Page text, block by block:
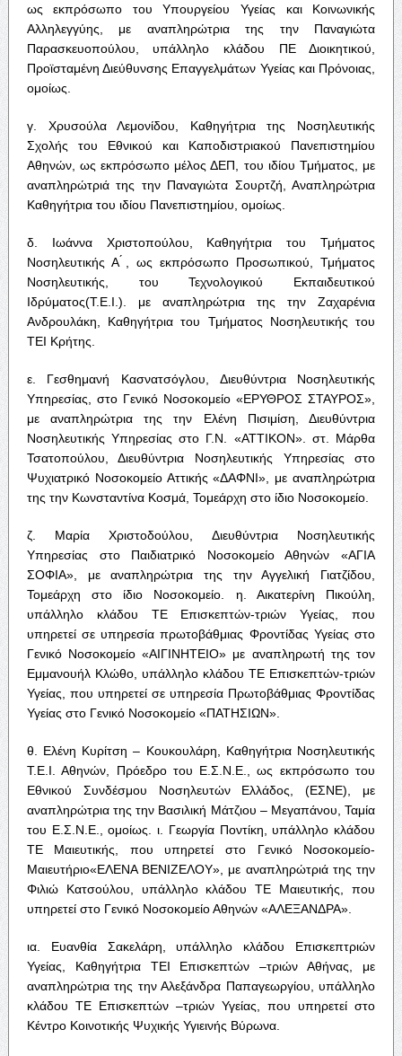
ως εκπρόσωπο του Υπουργείου Υγείας και Κοινωνικής
Αλληλεγγύης, με αναπληρώτρια της την Παναγιώτα
Παρασκευοπούλου, υπάλληλο κλάδου ΠΕ Διοικητικού,
Προϊσταμένη Διεύθυνσης Επαγγελμάτων Υγείας και Πρόνοιας,
ομοίως.
γ. Χρυσούλα Λεμονίδου, Καθηγήτρια της Νοσηλευτικής
Σχολής του Εθνικού και Καποδιστριακού Πανεπιστημίου
Αθηνών, ως εκπρόσωπο μέλος ΔΕΠ, του ιδίου Τμήματος, με
αναπληρώτριά της την Παναγιώτα Σουρτζή, Αναπληρώτρια
Καθηγήτρια του ιδίου Πανεπιστημίου, ομοίως.
δ. Ιωάννα Χριστοπούλου, Καθηγήτρια του Τμήματος
Νοσηλευτικής Α ́, ως εκπρόσωπο Προσωπικού, Τμήματος
Νοσηλευτικής, του Τεχνολογικού Εκπαιδευτικού
Ιδρύματος(Τ.Ε.Ι.). με αναπληρώτρια της την Ζαχαρένια
Ανδρουλάκη, Καθηγήτρια του Τμήματος Νοσηλευτικής του
ΤΕΙ Κρήτης.
ε. Γεσθημανή Κασνατσόγλου, Διευθύντρια Νοσηλευτικής
Υπηρεσίας, στο Γενικό Νοσοκομείο «ΕΡΥΘΡΟΣ ΣΤΑΥΡΟΣ»,
με αναπληρώτρια της την Ελένη Πισιμίση, Διευθύντρια
Νοσηλευτικής Υπηρεσίας στο Γ.Ν. «ΑΤΤΙΚΟΝ». στ. Μάρθα
Τσατοπούλου, Διευθύντρια Νοσηλευτικής Υπηρεσίας στο
Ψυχιατρικό Νοσοκομείο Αττικής «ΔΑΦΝΙ», με αναπληρώτρια
της την Κωνσταντίνα Κοσμά, Τομεάρχη στο ίδιο Νοσοκομείο.
ζ. Μαρία Χριστοδούλου, Διευθύντρια Νοσηλευτικής
Υπηρεσίας στο Παιδιατρικό Νοσοκομείο Αθηνών «ΑΓΙΑ
ΣΟΦΙΑ», με αναπληρώτρια της την Αγγελική Γιατζίδου,
Τομεάρχη στο ίδιο Νοσοκομείο. η. Αικατερίνη Πικούλη,
υπάλληλο κλάδου ΤΕ Επισκεπτών-τριών Υγείας, που
υπηρετεί σε υπηρεσία πρωτοβάθμιας Φροντίδας Υγείας στο
Γενικό Νοσοκομείο «ΑΙΓΙΝΗΤΕΙΟ» με αναπληρωτή της τον
Εμμανουήλ Κλώθο, υπάλληλο κλάδου ΤΕ Επισκεπτών-τριών
Υγείας, που υπηρετεί σε υπηρεσία Πρωτοβάθμιας Φροντίδας
Υγείας στο Γενικό Νοσοκομείο «ΠΑΤΗΣΙΩΝ».
θ. Ελένη Κυρίτση – Κουκουλάρη, Καθηγήτρια Νοσηλευτικής
Τ.Ε.Ι. Αθηνών, Πρόεδρο του Ε.Σ.Ν.Ε., ως εκπρόσωπο του
Εθνικού Συνδέσμου Νοσηλευτών Ελλάδος, (ΕΣΝΕ), με
αναπληρώτρια της την Βασιλική Μάτζιου – Μεγαπάνου, Ταμία
του Ε.Σ.Ν.Ε., ομοίως. ι. Γεωργία Ποντίκη, υπάλληλο κλάδου
ΤΕ Μαιευτικής, που υπηρετεί στο Γενικό Νοσοκομείο-
Μαιευτήριο«ΕΛΕΝΑ ΒΕΝΙΖΕΛΟΥ», με αναπληρώτριά της την
Φιλιώ Κατσούλου, υπάλληλο κλάδου ΤΕ Μαιευτικής, που
υπηρετεί στο Γενικό Νοσοκομείο Αθηνών «ΑΛΕΞΑΝΔΡΑ».
ια. Ευανθία Σακελάρη, υπάλληλο κλάδου Επισκεπτριών
Υγείας, Καθηγήτρια ΤΕΙ Επισκεπτών –τριών Αθήνας, με
αναπληρώτρια της την Αλεξάνδρα Παπαγεωργίου, υπάλληλο
κλάδου ΤΕ Επισκεπτών –τριών Υγείας, που υπηρετεί στο
Κέντρο Κοινοτικής Ψυχικής Υγιεινής Βύρωνα.